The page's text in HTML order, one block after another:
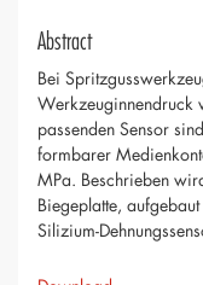
Abstract
Bei
Werkzeuginnendruck
passenden Sensor
formbarer
MPa. Beschrieben
Biegeplatte,
Silizium-